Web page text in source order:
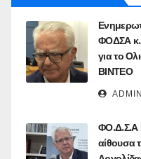
ΦΟΔΣΑ κ.
για το
ΒΙΝΤΕΟ
ADMIN
ΦΟ.Δ.Σ.Α
αίθουσα